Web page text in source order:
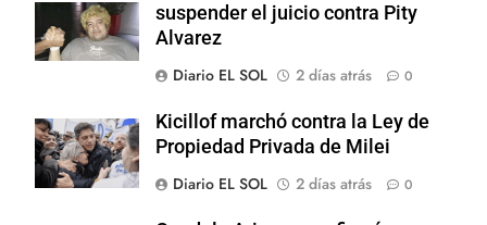
suspender el juicio contra Pity
Alvarez
Diario EL SOL
2 días atrás 0
Kicillof marchó contra la Ley de
Propiedad Privada de Milei
Diario EL SOL
2 días atrás 0